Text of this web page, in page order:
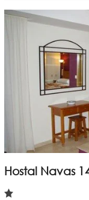
Hostal Navas